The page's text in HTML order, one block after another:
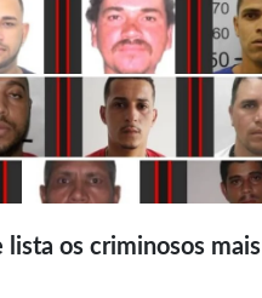
lista os criminosos mais